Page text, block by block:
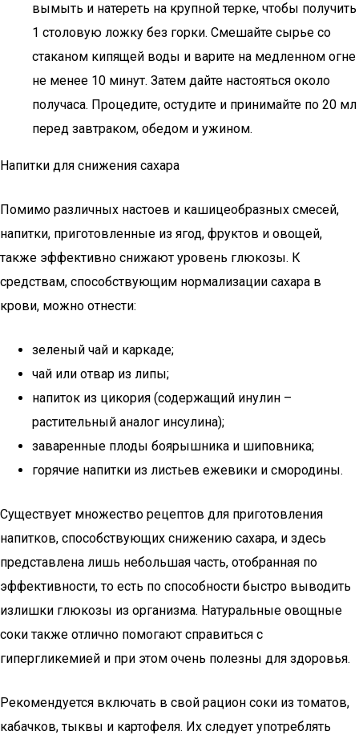
вымыть и натереть на крупной терке, чтобы получить
1 столовую ложку без горки. Смешайте сырье со
стаканом кипящей воды и варите на медленном огне
не менее 10 минут. Затем дайте настояться около
получаса. Процедите, остудите и принимайте по 20 мл
перед завтраком, обедом и ужином.
Напитки для снижения сахара
Помимо различных настоев и кашицеобразных смесей,
напитки, приготовленные из ягод, фруктов и овощей,
также эффективно снижают уровень глюкозы. К
средствам, способствующим нормализации сахара в
крови, можно отнести:
зеленый чай и каркаде;
чай или отвар из липы;
напиток из цикория (содержащий инулин –
растительный аналог инсулина);
заваренные плоды боярышника и шиповника;
горячие напитки из листьев ежевики и смородины.
Существует множество рецептов для приготовления
напитков, способствующих снижению сахара, и здесь
представлена лишь небольшая часть, отобранная по
эффективности, то есть по способности быстро выводить
излишки глюкозы из организма. Натуральные овощные
соки также отлично помогают справиться с
гипергликемией и при этом очень полезны для здоровья.
Рекомендуется включать в свой рацион соки из томатов,
кабачков, тыквы и картофеля. Их следует употреблять